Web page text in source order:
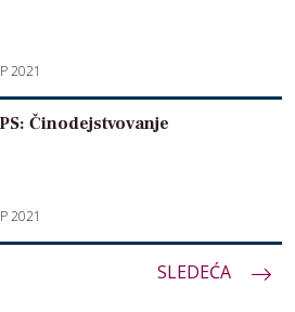
2021
Činodejstvovanje
2021
PaginacijaSLEDEĆA